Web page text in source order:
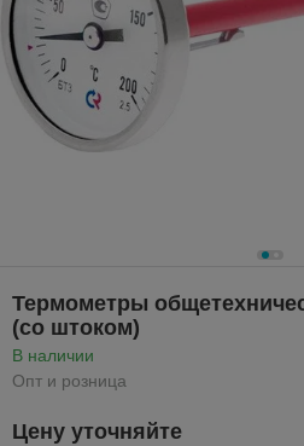
Термометры
(со штоком)
В наличии
Опт и розница
Цену уточняйте